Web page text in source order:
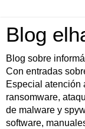
Blog
Blog sobre
Con entradas
Especial atención
ransomware,
de malware y
software,